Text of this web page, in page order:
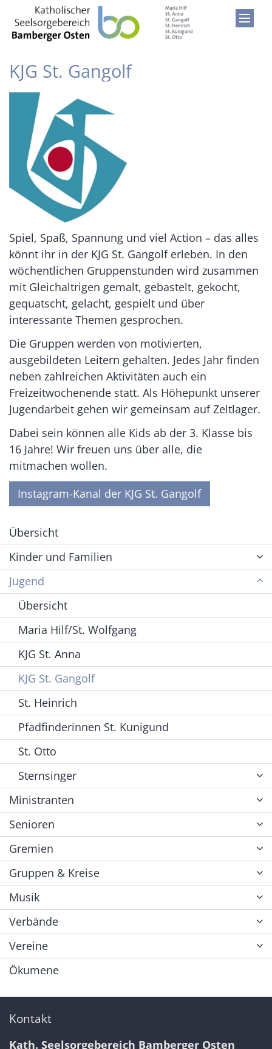
Zum Inhalt springen
KJG St. Gangolf
Spiel, Spaß, Spannung und viel Action – das alles
könnt ihr in der KJG St. Gangolf erleben. In den
wöchentlichen Gruppenstunden wird zusammen
mit Gleichaltrigen gemalt, gebastelt, gekocht,
gequatscht, gelacht, gespielt und über
interessante Themen gesprochen.
Die Gruppen werden von motivierten,
ausgebildeten Leitern gehalten. Jedes Jahr finden
neben zahlreichen Aktivitäten auch ein
Freizeitwochenende statt. Als Höhepunkt unserer
Jugendarbeit gehen wir gemeinsam auf Zeltlager.
Dabei sein können alle Kids ab der 3. Klasse bis
16 Jahre! Wir freuen uns über alle, die
mitmachen wollen.
Instagram-Kanal der KJG St. Gangolf
Übersicht
Kinder und Familien
Jugend
Übersicht
Maria Hilf/St. Wolfgang
KJG St. Anna
KJG St. Gangolf
St. Heinrich
Pfadfinderinnen St. Kunigund
St. Otto
Sternsinger
Ministranten
Senioren
Gremien
Gruppen & Kreise
Musik
Verbände
Vereine
Ökumene
Kontakt
Kath. Seelsorgebereich Bamberger Osten